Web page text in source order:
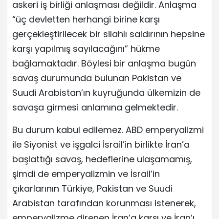
askeri iş birliği anlaşması değildir. Anlaşma
“üç devletten herhangi birine karşı
gerçekleştirilecek bir silahlı saldırının hepsine
karşı yapılmış sayılacağını” hükme
bağlamaktadır. Böylesi bir anlaşma bugün
savaş durumunda bulunan Pakistan ve
Suudi Arabistan’ın kuyruğunda ülkemizin de
savaşa girmesi anlamına gelmektedir.
Bu durum kabul edilemez. ABD emperyalizmi
ile Siyonist ve işgalci İsrail’in birlikte İran’a
başlattığı savaş, hedeflerine ulaşamamış,
şimdi de emperyalizmin ve İsrail’in
çıkarlarının Türkiye, Pakistan ve Suudi
Arabistan tarafından korunması istenerek,